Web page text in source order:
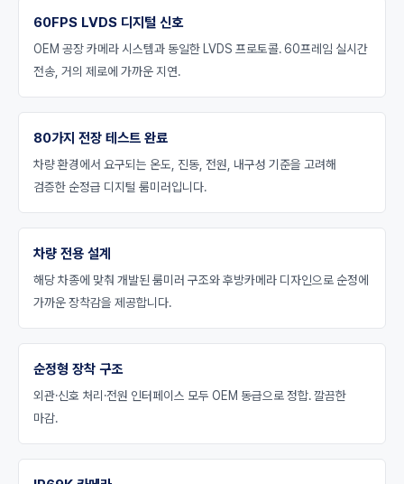
60FPS LVDS 디지털 신호
OEM 공장 카메라 시스템과 동일한 LVDS 프로토콜. 60프레임 실시간
전송, 거의 제로에 가까운 지연.
80가지 전장 테스트 완료
차량 환경에서 요구되는 온도, 진동, 전원, 내구성 기준을 고려해
검증한 순정급 디지털 룸미러입니다.
차량 전용 설계
해당 차종에 맞춰 개발된 룸미러 구조와 후방카메라 디자인으로 순정에
가까운 장착감을 제공합니다.
순정형 장착 구조
외관·신호 처리·전원 인터페이스 모두 OEM 동급으로 정합. 깔끔한
마감.